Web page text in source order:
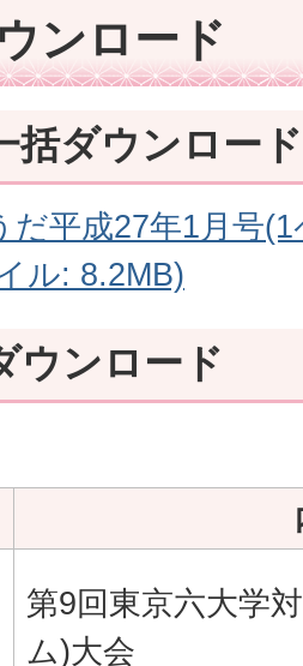
ンロード
括ダウンロード
だ平成27年1月号
ル: 8.2MB)
ウンロード
第9回東京六大学
ム)大会